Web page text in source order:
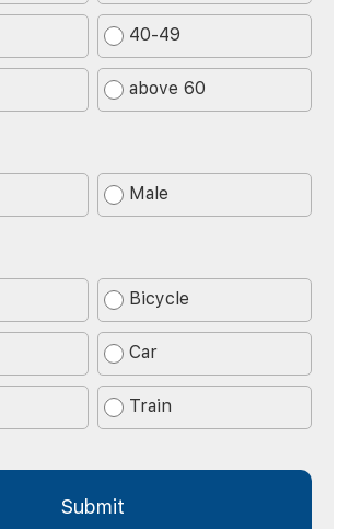
40-49
above 60
Male
Bicycle
Car
Train